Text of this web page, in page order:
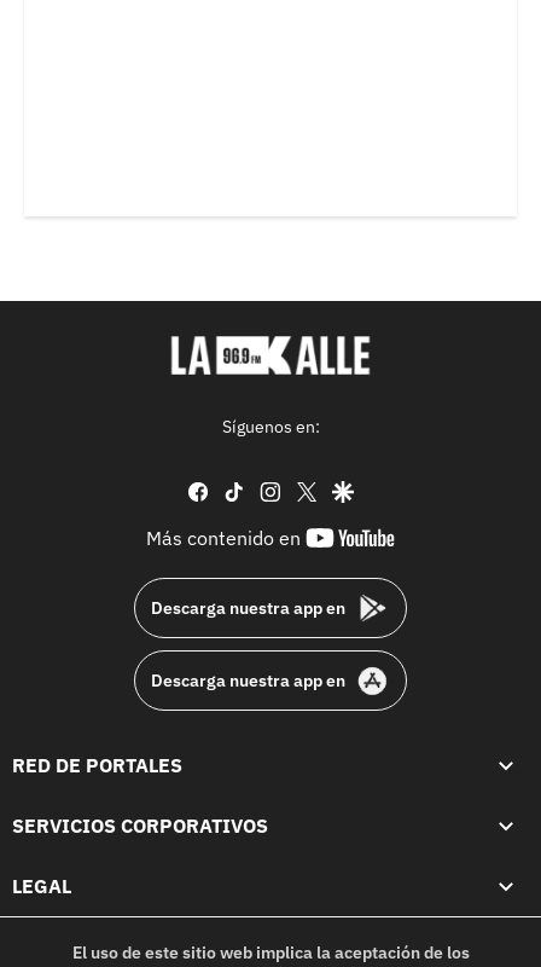
Síguenos en:
facebook
tiktok instagram
twittergoogle
Más contenido en
youtube-
Descarga nuestra app en
Descarga nuestra app en
RED DE PORTALES
SERVICIOS CORPORATIVOS
LEGAL
El uso de este sitio web implica la aceptación de los